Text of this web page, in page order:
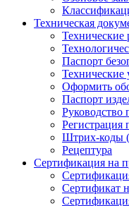
Техническая
Технические
Паспорт
Технические
Оформить
Паспорт
Руководство
Регистрация
Штрих-коды
Рецептура
Сертификация на
Cертификат